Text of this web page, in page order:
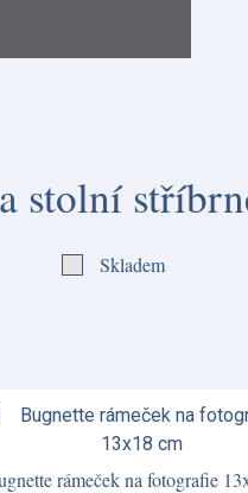
Skladem
rámeček na fotografie